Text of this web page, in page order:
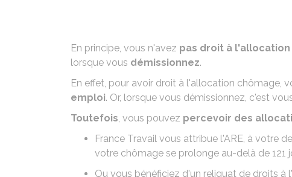
En principe, vous n'avez pas droit à
lorsque vous démissionnez.
En effet, pour avoir droit à l'allocation chômage,
emploi. Or, lorsque vous démissionnez, c'est
Toutefois, vous pouvez percevoir des
France Travail vous attribue l'ARE, à votre
votre chômage se prolonge au-delà de 121
Ou vous bénéficiez d'un reliquat de droits à